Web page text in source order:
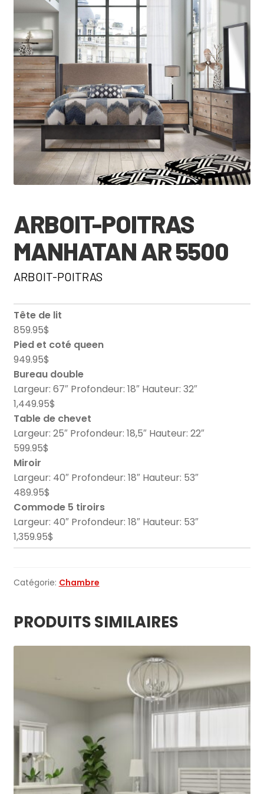
🔍
ARBOIT-POITRAS
MANHATAN AR 5500
ARBOIT-POITRAS
Tête de lit
859.95$
Pied et coté queen
949.95$
Bureau double
Largeur: 67″ Profondeur: 18″ Hauteur: 32″
1,449.95$
Table de chevet
Largeur: 25″ Profondeur: 18,5″ Hauteur: 22″
599.95$
Miroir
Largeur: 40″ Profondeur: 18″ Hauteur: 53″
489.95$
Commode 5 tiroirs
Largeur: 40″ Profondeur: 18″ Hauteur: 53″
1,359.95$
Catégorie: Chambre
PRODUITS SIMILAIRES